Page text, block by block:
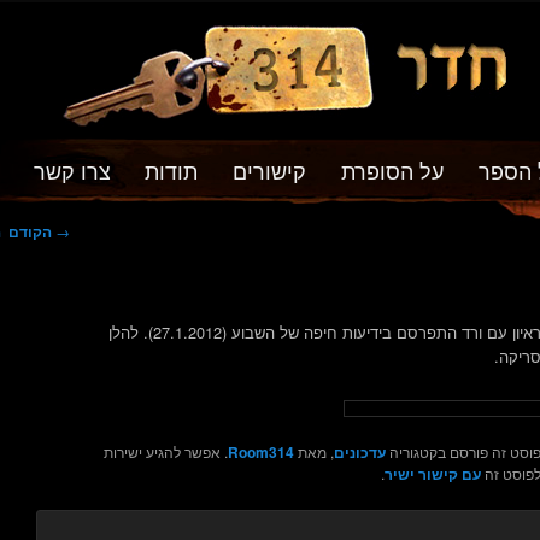
הספר על הסופרת קישורים תודות צרו קשר
ניווט
→ הקודם
ראיון עם ורד התפרסם בידיעות חיפה של השבוע (27.1.2012). להלן
סריקה.
פוסט זה פורסם בקטגוריה עדכונים, מאתRoom314. אפשר להגיע ישירות
לפוסט זה עם קישור ישיר.